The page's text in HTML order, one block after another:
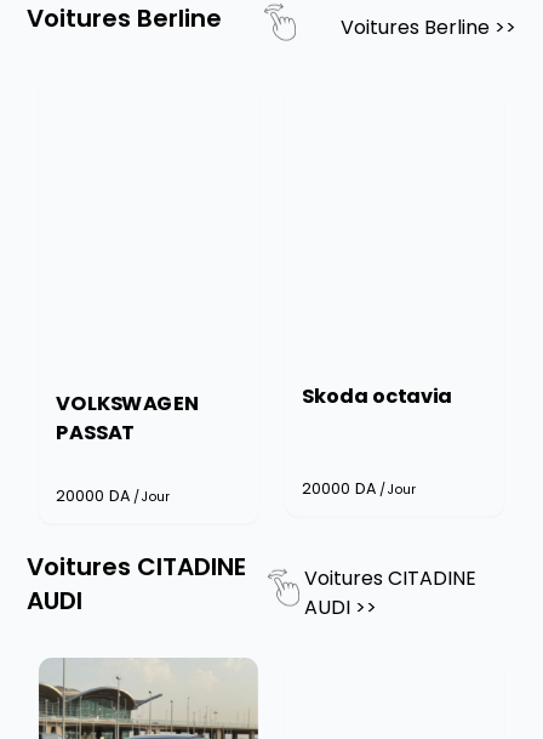
Voitures Berline Voitures Berline >>
VOLKSWAGEN
PASSAT
20000 DA /Jour
Skoda octavia
20000 DA /Jour
Voitures CITADINE
AUDI
Voitures CITADINE
AUDI >>